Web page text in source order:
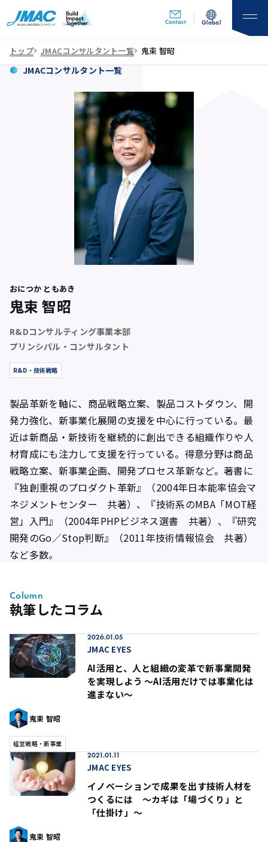
Contact Global
トップ JMACコンサルタント一覧 鬼束 智昭
鬼束 智昭
おにつか ともあき
R&Dコンサルティング事業本部
プリンシパル・コンサルタント
R&D・技術戦略
製品革新を軸に、商品戦略立案、製品コストダウン、開
発力強化、新事業化展開の支援を中心に行っている。最
近は新商品・新技術を継続的に創出できる組織作りや人
材育成にも注力して支援を行っている。得意分野は商品
戦略立案、新事業企画、開発プロセス革新など。著書に
『独創重視のプロダクト革新』（2004年日本能率協会マ
ネジメントセンター 共著）、『技術系のMBA「MOT経
営」入門』（2004年PHPビジネス選書 共著）、『研究
開発のGo／Stop判断』（2011年技術情報協会 共著）
など多数。
JMACコンサルタント一覧
執筆したコラム
Column
AI活用と、人と組織の変革で新事業開発
を実現しよう ～AI活用だけでは事業化は
進まない～
2026.01.05
JMAC EYES
鬼束 智昭
経営戦略・新事業
イノベーションで成果を出す技術人材を
つくるには 〜カギは「場づくり」と
「仕掛け」〜
2021.01.11
JMAC EYES
鬼束 智昭